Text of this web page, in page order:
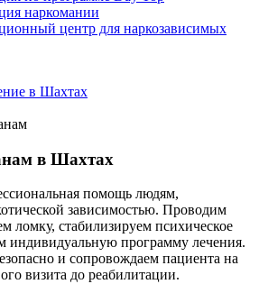
наркомании
центр для наркозависимых
в Шахтах
в Шахтах
помощь людям,
зависимостью. Проводим
ломку, стабилизируем психическое
индивидуальную программу лечения.
и сопровождаем пациента на
визита до реабилитации.